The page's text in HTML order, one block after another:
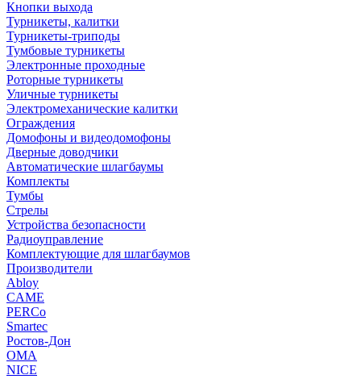
Кнопки выхода
Турникеты, калитки
Турникеты-триподы
Тумбовые турникеты
Электронные проходные
Роторные турникеты
Уличные турникеты
Электромеханические калитки
Ограждения
Домофоны и видеодомофоны
Дверные доводчики
Автоматические шлагбаумы
Комплекты
Тумбы
Стрелы
Устройства безопасности
Радиоуправление
Комплектующие для шлагбаумов
Производители
Abloy
CAME
PERCo
Smartec
Ростов-Дон
ОМА
NICE